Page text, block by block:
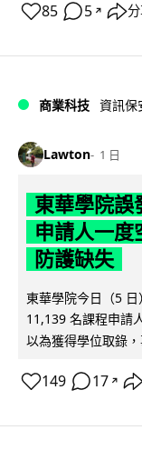
85 5 ↗
商業科技 資訊保
Lawton 1 日
東華學院誤
申請人一度
防護缺失
東華學院今日（5
11,139 名課程申請
以為獲得學位取錄
149 17 ↗